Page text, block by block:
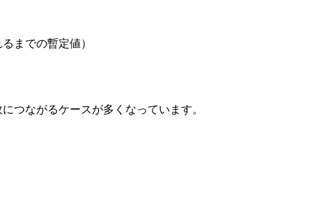
までの暫定値）
つながるケースが多くなっています。